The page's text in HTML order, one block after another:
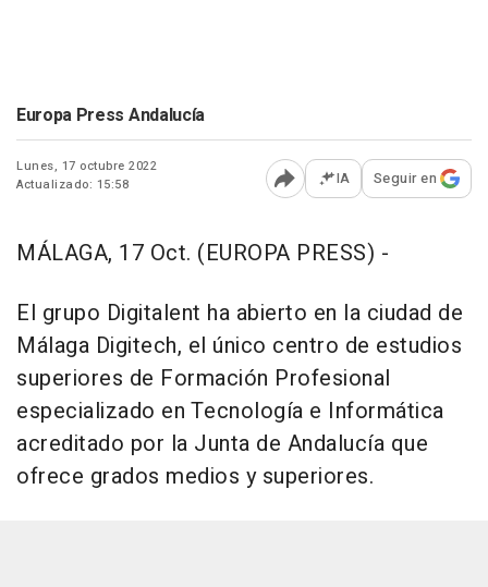
Europa Press Andalucía
Lunes, 17 octubre 2022
Actualizado: 15:58
Abrir opciones para
IA Seguir en
MÁLAGA, 17 Oct. (EUROPA PRESS) -
El grupo Digitalent ha abierto en la ciudad de
Málaga Digitech, el único centro de estudios
superiores de Formación Profesional
especializado en Tecnología e Informática
acreditado por la Junta de Andalucía que
ofrece grados medios y superiores.